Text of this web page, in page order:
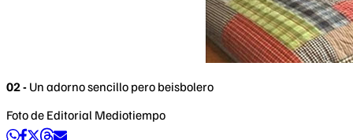
02 - Un adorno sencillo pero beisbolero
Foto de Editorial Mediotiempo